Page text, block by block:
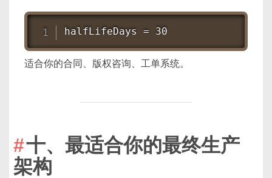
halfLifeDays = 30
适合你的合同、版权咨询、工单系统。
十、最适合你的最终生产
架构